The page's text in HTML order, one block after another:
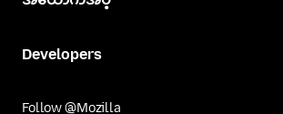
Developers
Follow @Mozilla